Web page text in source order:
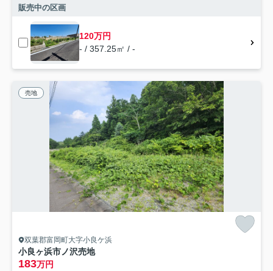
販売中の区画
120万円
- / 357.25㎡ / -
売地
双葉郡富岡町大字小良ケ浜
小良ヶ浜市ノ沢売地
183万円